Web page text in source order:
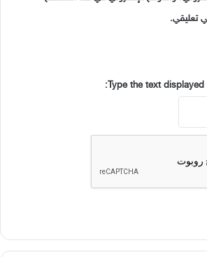
تعليقي.
Type the text displayed